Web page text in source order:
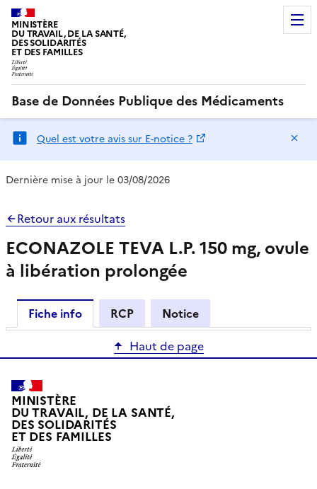
MINISTÈRE
DU TRAVAIL, DE LA SANTÉ,
DES SOLIDARITÉS
ET DES FAMILLES
Base de Données Publique des Médicaments
Quel est votre avis sur E-notice ?
Dernière mise à jour le 03/08/2026
Retour aux résultats
ECONAZOLE TEVA L.P. 150 mg, ovule
à libération prolongée
Fiche info RCP
Notice
Haut de page
MINISTÈRE
DU TRAVAIL, DE LA SANTÉ,
DES SOLIDARITÉS
ET DES FAMILLES